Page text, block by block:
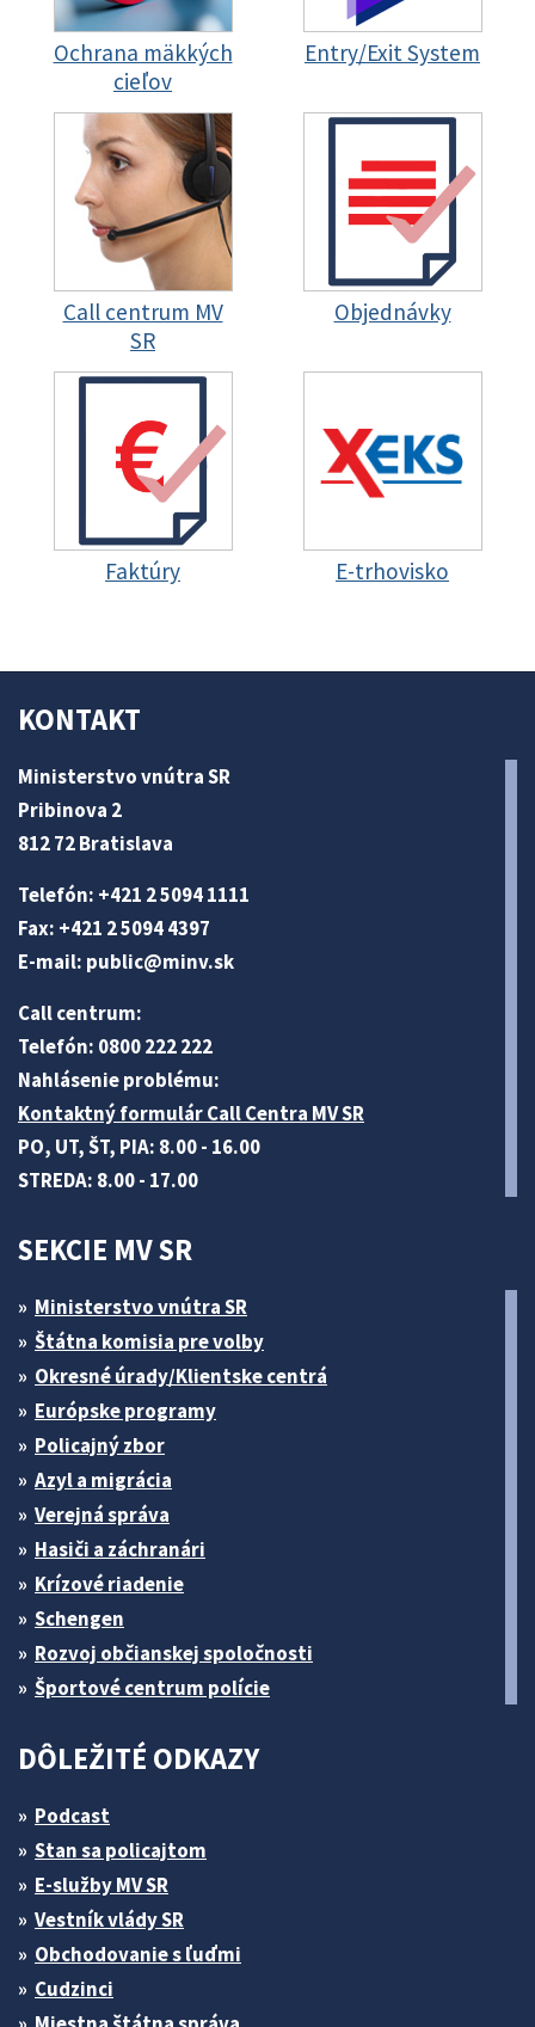
Ochrana mäkkých
cieľov
Entry/Exit System
Call centrum MV
SR
Objednávky
Faktúry E-trhovisko
KONTAKT
Ministerstvo vnútra SR
Pribinova 2
812 72 Bratislava
Telefón: +421 2 5094 1111
Fax: +421 2 5094 4397
E-mail: public@minv.sk
Call centrum:
Telefón: 0800 222 222
Nahlásenie problému:
Kontaktný formulár Call Centra MV SR
PO, UT, ŠT, PIA: 8.00 - 16.00
STREDA: 8.00 - 17.00
SEKCIE MV SR
Ministerstvo vnútra SR
Štátna komisia pre volby
Okresné úrady/Klientske centrá
Európske programy
Policajný zbor
Azyl a migrácia
Verejná správa
Hasiči a záchranári
Krízové riadenie
Schengen
Rozvoj občianskej spoločnosti
Športové centrum polície
DÔLEŽITÉ ODKAZY
Podcast
Stan sa policajtom
E-služby MV SR
Vestník vlády SR
Obchodovanie s ľuďmi
Cudzinci